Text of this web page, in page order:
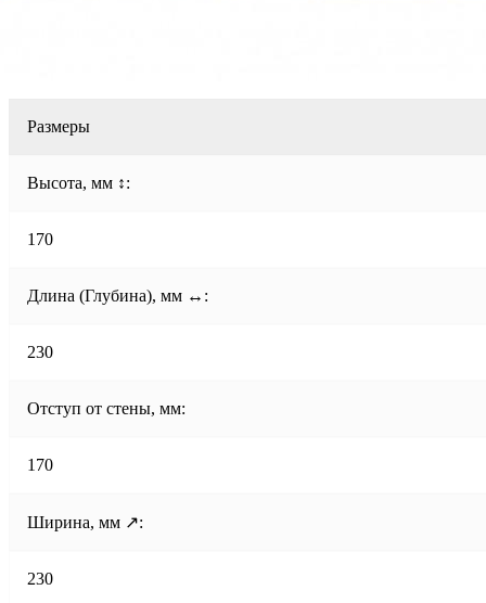
Размеры
Высота, мм ↕:
170
Длина (Глубина), мм ↔:
230
Отступ от стены, мм:
170
Ширина, мм ↗:
230